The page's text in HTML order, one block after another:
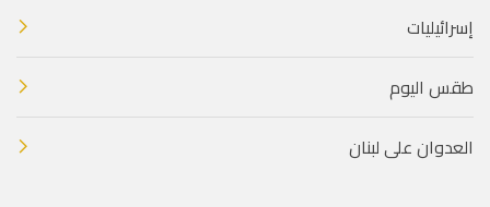
إسرائيليات
طقس اليوم
العدوان على لبنان